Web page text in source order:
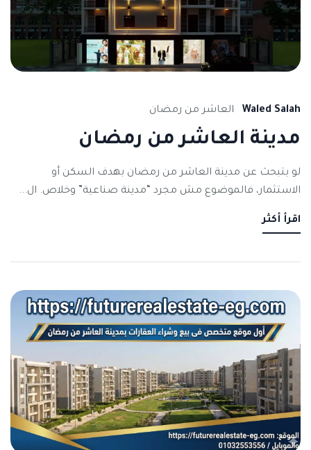
Waled Salah العاشر من رمضان
مدينة العاشر من رمضان
لو بتبحث عن مدينة العاشر من رمضان بهدف السكن أو
الاستثمار، فالموضوع مش مجرد “مدينة صناعية” وخلاص. ال...
اقرأ أكثر